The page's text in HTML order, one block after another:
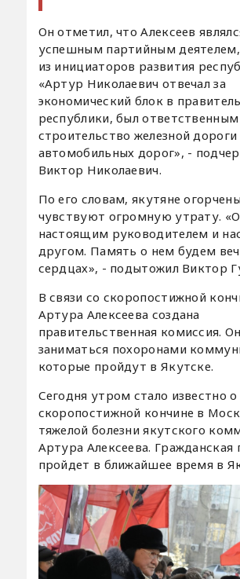
Он отметил, что Алексеев
успешным партийным
из инициаторов развития
«Артур Николаевич отвечал за
экономический блок в
республики, был ответственным
строительство железной дороги
автомобильных дорог», -
Виктор Николаевич.
По его словам, якутяне
чувствуют огромную утрату.
настоящим руководителем и
другом. Память о нем будем
сердцах», - подытожил Виктор
В связи со скоропостижной
Артура Алексеева создана
правительственная комиссия.
заниматься похоронами
которые пройдут в Якутске.
Сегодня утром стало известно о
скоропостижной кончине в
тяжелой болезни якутского
Артура Алексеева. Гражданская
пройдет в ближайшее время в